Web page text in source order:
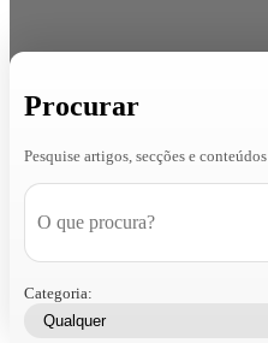
Procurar
Pesquise artigos, secções e conteúdos
Categoria: